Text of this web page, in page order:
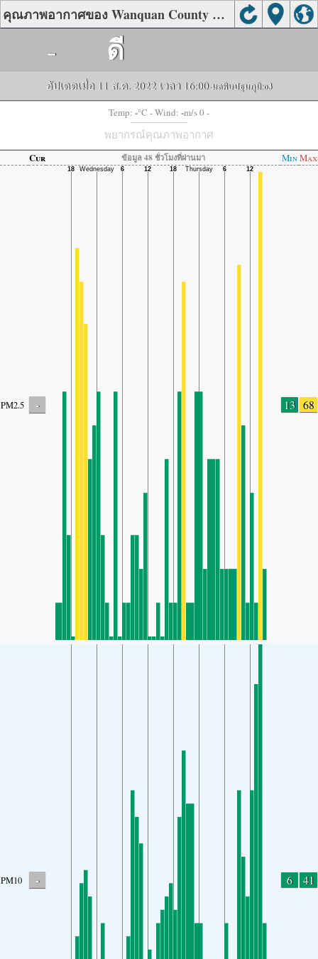
คุณภาพอากาศของ Wanquan County Environmental Protection Bureau, Zhangjiakou
- ดี
อัปเดตเมื่อ 11 ส.ค. 2022 เวลา 16:00-มลพิษปฐมภูมิ:o3
Temp: -°C - Wind: -m/s 0 -
พยากรณ์คุณภาพอากาศ
Cur ข้อมูล 48 ชั่วโมงที่ผ่านมา MinMax
PM2.5 - 13 68
PM10 - 6 41